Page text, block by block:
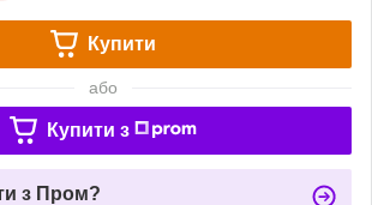
Купити
або
Купити з
з Пром?